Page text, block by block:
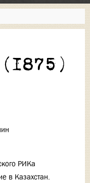
РИКа
в Казахстан.